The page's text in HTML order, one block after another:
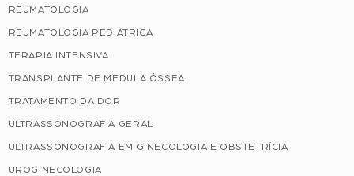
REUMATOLOGIA
REUMATOLOGIA PEDIÁTRICA
TERAPIA INTENSIVA
TRANSPLANTE DE MEDULA ÓSSEA
TRATAMENTO DA DOR
ULTRASSONOGRAFIA GERAL
ULTRASSONOGRAFIA EM GINECOLOGIA E OBSTETRÍCIA
UROGINECOLOGIA